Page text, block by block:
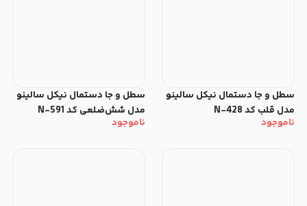
سطل‌ و جا دستمال نیکل سالینو
مدل قلب کد N-428
ناموجود
سطل‌ و جا دستمال نیکل سالینو
مدل شش‌ضلعی کد N-591
ناموجود